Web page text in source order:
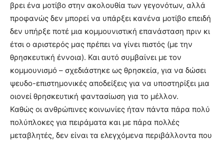
βρει ένα μοτίβο στην ακολουθία των γεγονότων, αλλά
προφανώς δεν μπορεί να υπάρξει κανένα μοτίβο επειδή
δεν υπήρξε ποτέ μια κομμουνιστική επανάσταση πριν κι
έτσι ο αριστερός μας πρέπει να γίνει πιστός (με την
θρησκευτική έννοια). Και αυτό συμβαίνει με τον
κομμουνισμό – σχεδιάστηκε ως θρησκεία, για να δώσει
ψευδο-επιστημονικές αποδείξεις για να υποστηρίξει μια
οιονεί θρησκευτική φαντασίωση για το μέλλον.
Καθώς οι ανθρώπινες κοινωνίες ήταν πάντα πάρα πολύ
πολύπλοκες για πειράματα και με πάρα πολλές
μεταβλητές, δεν είναι τα ελεγχόμενα περιβάλλοντα που